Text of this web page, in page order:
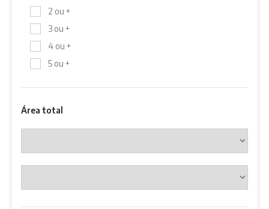
2 ou +
3 ou +
4 ou +
5 ou +
Área total